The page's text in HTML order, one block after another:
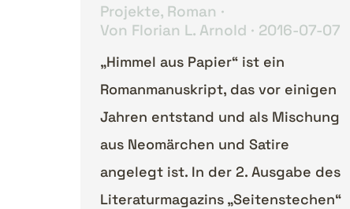
Projekte, Roman
Von Florian L. Arnold 2016-07-07
„Himmel aus Papier“ ist ein
Romanmanuskript, das vor einigen
Jahren entstand und als Mischung
aus Neomärchen und Satire
angelegt ist. In der 2. Ausgabe des
Literaturmagazins „Seitenstechen“